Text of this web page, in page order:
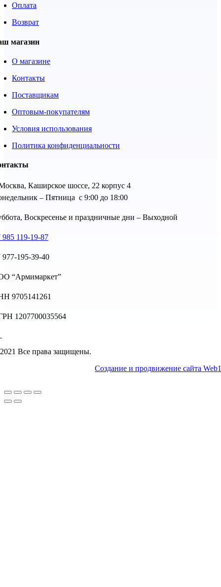
Оплата
Возврат
магазин
О магазине
Контакты
Поставщикам
Оптовым-покупателям
Условия использования
Политика конфиденциальности
Каширское шоссе, 22 корпус 4
– Пятница с 9:00 до 18:00
Воскресенье и праздничные дни – Выходной
985 119-19-87
977-195-39-40
“Армимаркет”
9705141261
1207700035564
Все права защищены.
Создание и продвижение сайта